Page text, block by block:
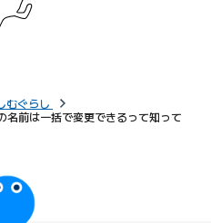
むぐらし
前は一括で変更できるって知って